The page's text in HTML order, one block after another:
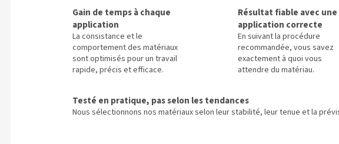
Gain de temps à chaque
application
La consistance et le
comportement des matériaux
sont optimisés pour un travail
rapide, précis et efficace.
Résultat fiable avec une
application correcte
En suivant la procédure
recommandée, vous savez
exactement à quoi vous
attendre du matériau.
Testé en pratique, pas selon les tendances
Nous sélectionnons nos matériaux selon leur stabilité, leur tenue et la